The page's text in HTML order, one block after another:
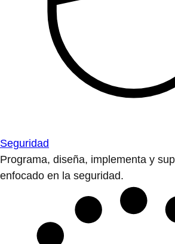
Seguridad
Programa, diseña, implementa y
enfocado en la seguridad.